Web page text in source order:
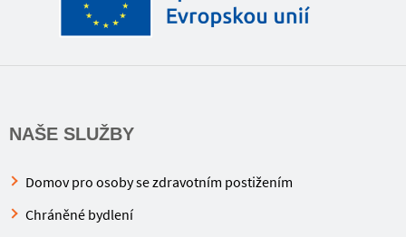
NAŠE SLUŽBY
Domov pro osoby se zdravotním postižením
Chráněné bydlení